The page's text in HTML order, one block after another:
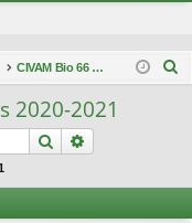
xi eg
r
CIVAM Bio 66 : comptes rendus 2020-2021
r
2020-2021
Rechercher